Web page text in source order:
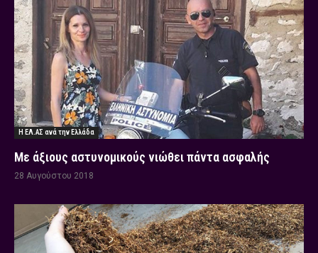
Η ΕΛ.ΑΣ ανά την Ελλάδα
Με άξιους αστυνομικούς νιώθει πάντα ασφαλής
28 Αυγούστου 2018